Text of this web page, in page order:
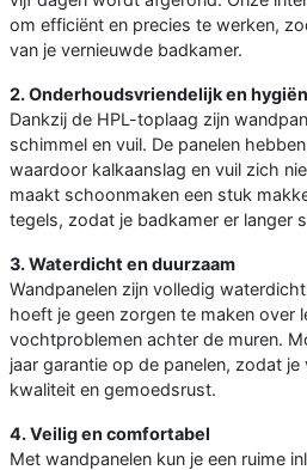
om efficiënt en precies te werken,
van je vernieuwde badkamer.
2. Onderhoudsvriendelijk en
Dankzij de HPL-toplaag zijn
schimmel en vuil. De panelen
waardoor kalkaanslag en vuil zich
maakt schoonmaken een stuk
tegels, zodat je badkamer er langer
3. Waterdicht en duurzaam
Wandpanelen zijn volledig
hoeft je geen zorgen te maken over
vochtproblemen achter de muren.
jaar garantie op de panelen, zodat
kwaliteit en gemoedsrust.
4. Veilig en comfortabel
Met wandpanelen kun je een ruime